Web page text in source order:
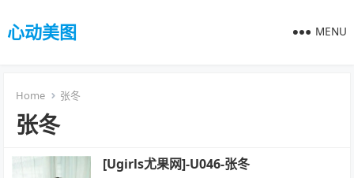
心动美图 MENU
Home 张冬
张冬
[Ugirls尤果网]-U046-张冬